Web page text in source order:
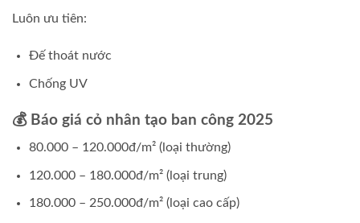
Luôn ưu tiên:
Đế thoát nước
Chống UV
💰 Báo giá cỏ nhân tạo ban công 2025
80.000 – 120.000đ/m² (loại thường)
120.000 – 180.000đ/m² (loại trung)
180.000 – 250.000đ/m² (loại cao cấp)